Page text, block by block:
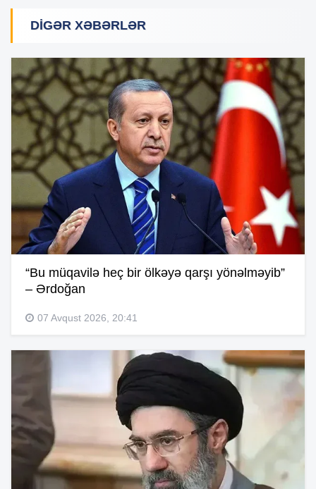
DIGƏR XƏBƏRLƏR
“Bu müqavilə heç bir ölkəyə qarşı yönəlməyib”
– Ərdoğan
07 Avqust 2026, 20:41